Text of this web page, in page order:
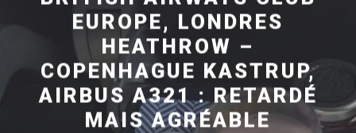
EUROPE, LONDRES
HEATHROW –
COPENHAGUE KASTRUP,
AIRBUS A321 : RETARDÉ
MAIS AGRÉABLE